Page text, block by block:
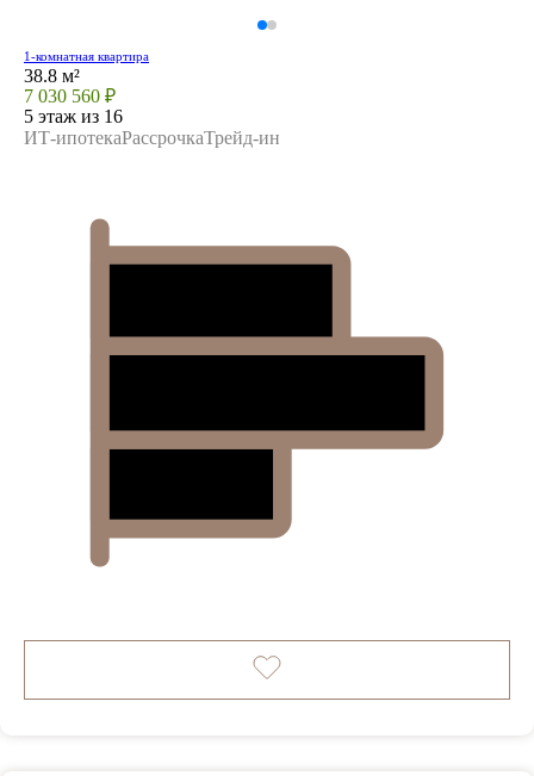
1-комнатная квартира
38.8 м²
7 030 560 ₽
5 этаж из 16
ИТ-ипотекаРассрочкаТрейд-ин